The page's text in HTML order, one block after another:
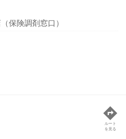
保険調剤窓口）
ルート
を見る